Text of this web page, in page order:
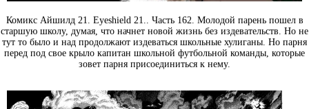
Комикс Айшилд 21. Eyeshield 21.. Часть 162. Молодой парень пошел в
старшую школу, думая, что начнет новой жизнь без издевательств. Но не
тут то было и над продолжают издеваться школьные хулиганы. Но парня
перед под свое крыло капитан школьной футбольной команды, которые
зовет парня присоединиться к нему.